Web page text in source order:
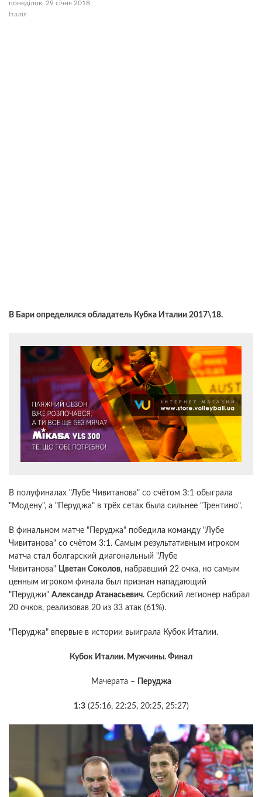
понеділок, 29 січня 2018
Італія
В Бари определился обладатель Кубка Италии 2017\18.
В полуфиналах "Лубе Чивитанова" со счётом 3:1 обыграла
"Модену", а "Перуджа" в трёх сетах была сильнее "Трентино".
В финальном матче "Перуджа" победила команду "Лубе
Чивитанова" со счётом 3:1. Самым результативным игроком
матча стал болгарский диагональный "Лубе
Чивитанова" Цветан Соколов, набравший 22 очка, но самым
ценным игроком финала был признан нападающий
"Перуджи" Александр Атанасьевич. Сербский легионер набрал
20 очков, реализовав 20 из 33 атак (61%).
"Перуджа" впервые в истории выиграла Кубок Италии.
Кубок Италии. Мужчины. Финал
Мачерата – Перуджа
1:3(25:16, 22:25, 20:25, 25:27)